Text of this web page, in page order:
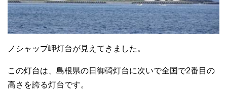
ノシャップ岬灯台が見えてきました。
この灯台は、島根県の日御碕灯台に次いで全国で2番目の
高さを誇る灯台です。